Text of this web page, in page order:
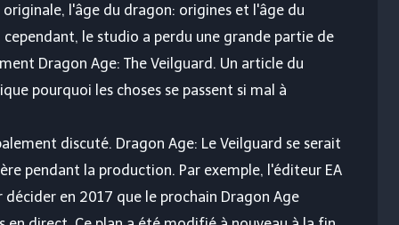
l'âge du dragon: origines et l'âge du
le studio a perdu une grande partie de
Dragon Age: The Veilguard. Un article du
pourquoi les choses se passent si mal à
discuté. Dragon Age: Le Veilguard se serait
pendant la production. Par exemple, l'éditeur EA
en 2017 que le prochain Dragon Age